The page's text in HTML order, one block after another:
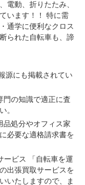
電動、折りたたみ、
います！！ 特に需
通学に便利なクロス
られた自転車も、諦
源にも掲載されてい
門の知識で適正に査
。
品処分やオフィス家
必要な適格請求書を
ービス 「自転車を運
出張買取サービスを
いたしますので、ま